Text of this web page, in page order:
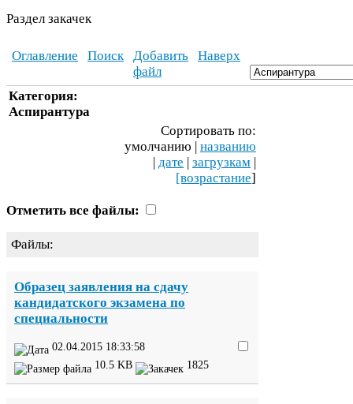
Раздел закачек
Оглавление Поиск
Добавить
файл
Наверх
Категория:
Аспирантура
Сортировать по:
умолчанию | названию
| дате | загрузкам |
[возрастание]
Отметить все файлы:
Файлы:
Образец заявления на сдачу
кандидатского экзамена по
специальности
02 04 2015 18:33:58
10 5 KB 1825